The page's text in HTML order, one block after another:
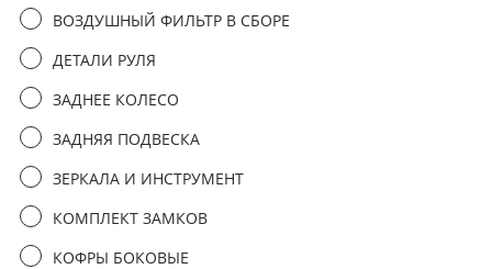
ВОЗДУШНЫЙ ФИЛЬТР В СБОРЕ
ДЕТАЛИ РУЛЯ
ЗАДНЕЕ КОЛЕСО
ЗАДНЯЯ ПОДВЕСКА
ЗЕРКАЛА И ИНСТРУМЕНТ
КОМПЛЕКТ ЗАМКОВ
КОФРЫ БОКОВЫЕ
данных
Я принимаюПользовательское соглашение
Я соглашаюсь на